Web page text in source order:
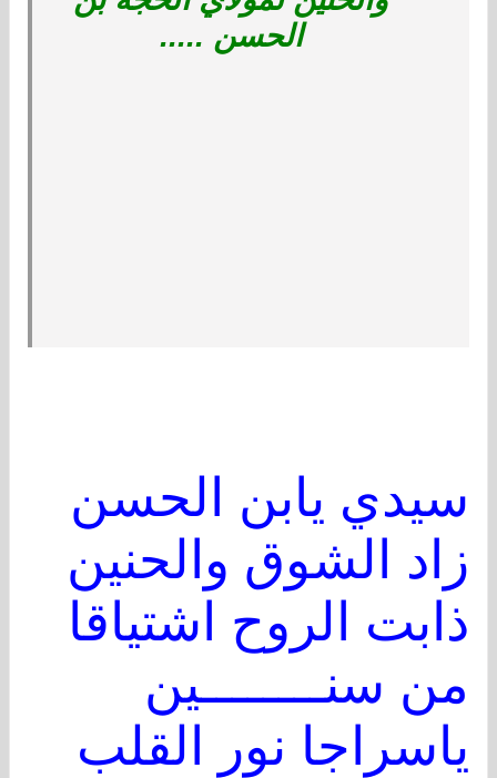
الحسن .....
سيدي يابن الحسن
زاد الشوق والحنين
ذابت الروح اشتياقا
من سنــــــــين
ياسراجا نور القلب